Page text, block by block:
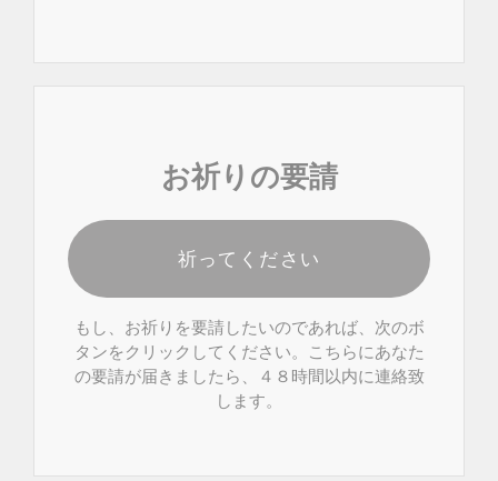
お祈りの要請
祈ってください
もし、お祈りを要請したいのであれば、次のボ
タンをクリックしてください。こちらにあなた
の要請が届きましたら、４８時間以内に連絡致
します。